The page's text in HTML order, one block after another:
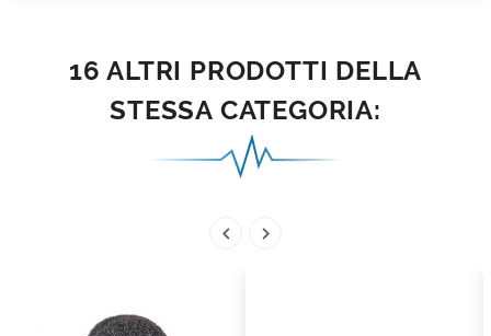
16 ALTRI PRODOTTI DELLA
STESSA CATEGORIA:
 